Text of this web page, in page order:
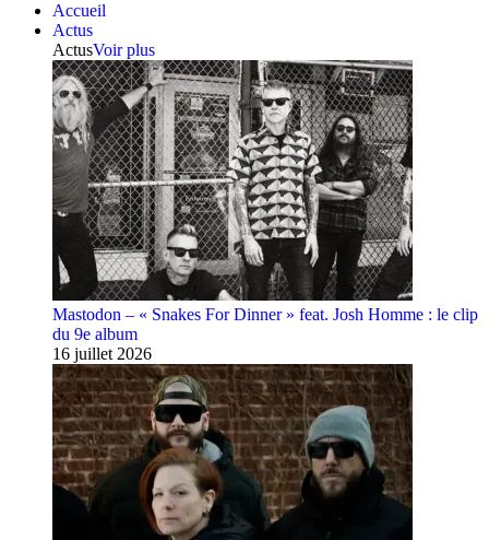
Accueil
Actus
ActusVoir plus
Mastodon – « Snakes For Dinner » feat. Josh Homme : le clip
du 9e album
16 juillet 2026